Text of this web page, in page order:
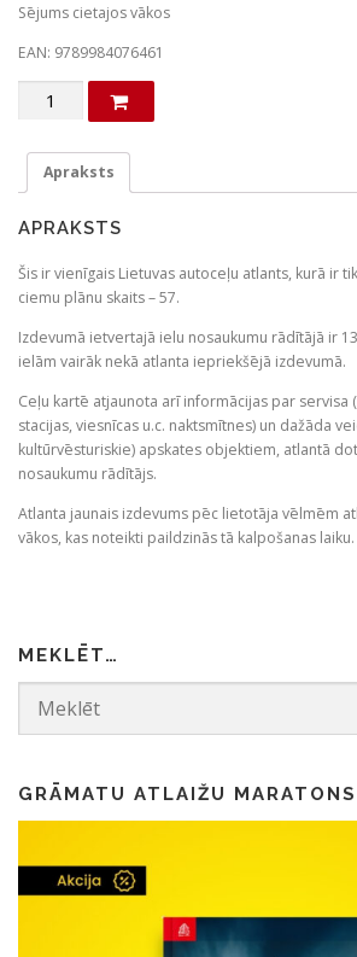
p
c
e
w
s
:
€
1
7
.
0
r
c
€
9
.
9
9
.
Sējums cietajos vākos
EAN: 9789984076461
Lietuva.
lietuviešu
valodā
Apraksts
APRAKSTS
Šis ir vienīgais Lietuvas autoceļu atlants, kurā ir
ciemu plānu skaits – 57.
Izdevumā ietvertajā ielu nosaukumu rādītājā ir
ielām vairāk nekā atlanta iepriekšējā izdevumā.
Ceļu kartē atjaunota arī informācijas par servisa
stacijas, viesnīcas u.c. naktsmītnes) un dažāda
kultūrvēsturiskie) apskates objektiem, atlantā
nosaukumu rādītājs.
Atlanta jaunais izdevums pēc lietotāja vēlmēm
vākos, kas noteikti paildzinās tā kalpošanas laiku.
MEKLĒT…
GRĀMATU ATLAIŽU